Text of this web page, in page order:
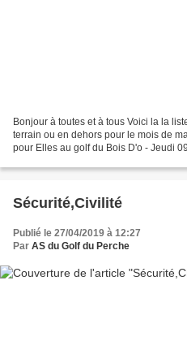
Bonjour à toutes et à tous Voici la la
terrain ou en dehors pour le mois de
pour Elles au golf du Bois D'o - Jeudi
Sécurité,Civilité
Publié le 27/04/2019 à 12:27
Par AS du Golf du Perche